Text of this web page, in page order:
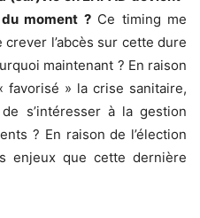
moment ?Ce timing me
crever l’abcès sur cette dure
maintenant ? En raison
favorisé » la crise sanitaire,
s’intéresser à la gestion
? En raison de l’élection
enjeux que cette dernière